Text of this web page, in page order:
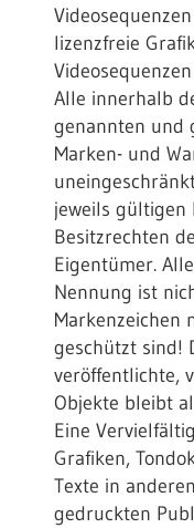
lizenzfreie
Alle innerhalb
genannten und
Marken- und
jeweils gültigen
Besitzrechten
Eigentümer.
Nennung ist
Markenzeichen
geschützt sind!
veröffentlichte,
Objekte bleibt
Eine
Grafiken,
Texte in
gedruckten